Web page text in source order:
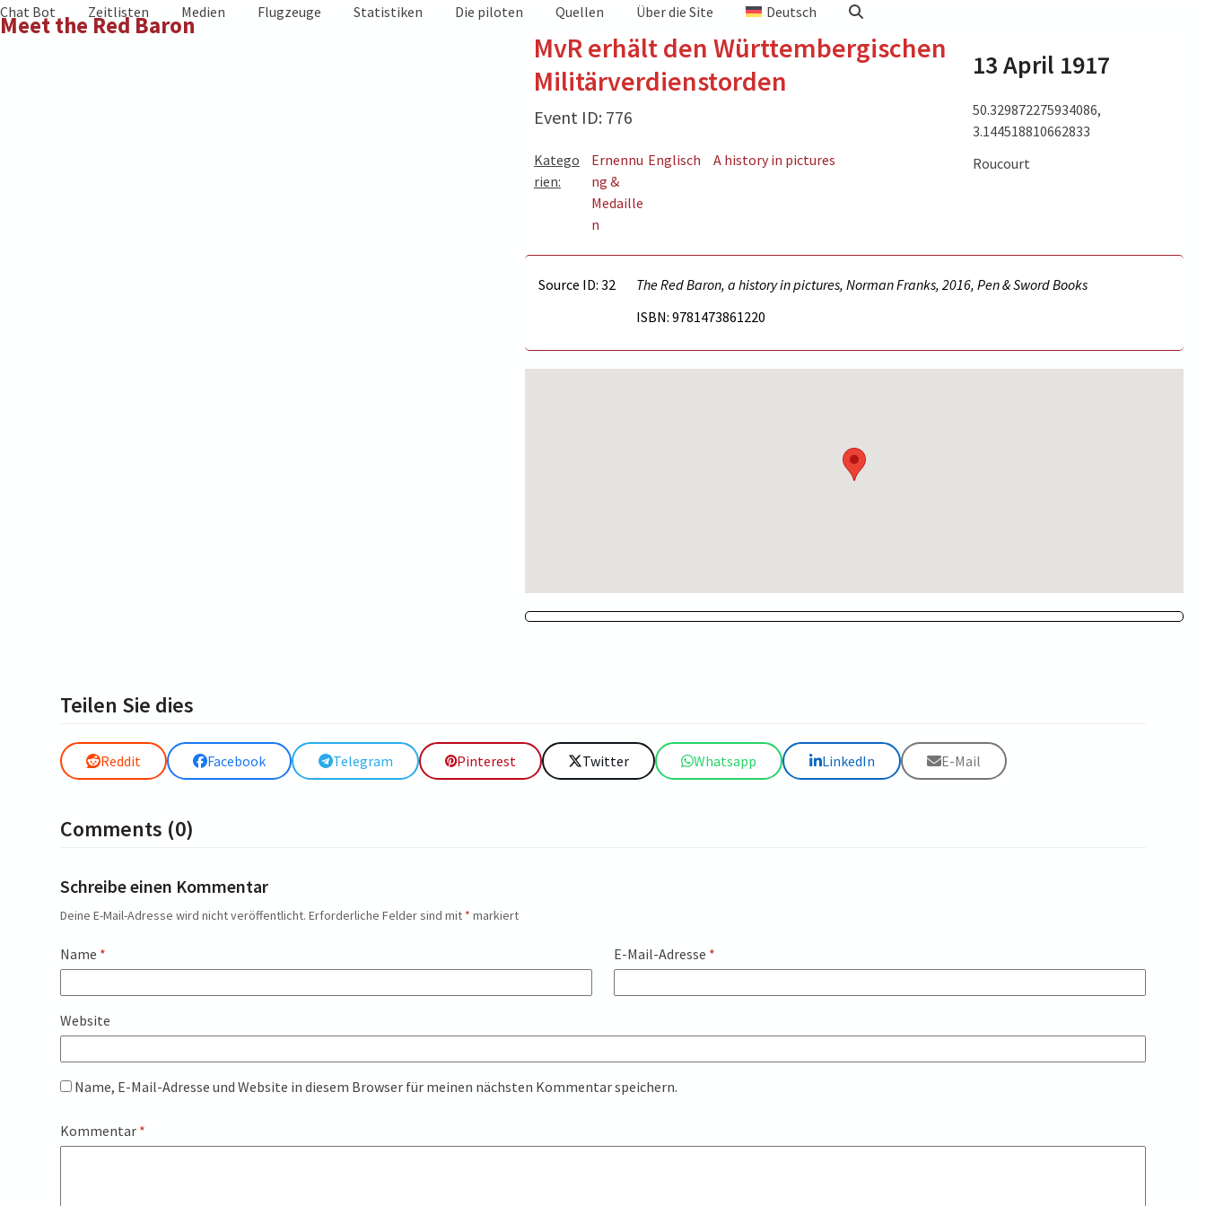
Skip
to
Meet the Red Baron
Chat Bot Zeitlisten Medien Flugzeuge Statistiken Die piloten Quellen Über die Site Deutsch
MvR erhält den Württembergischen
Militärverdienstorden
Event ID: 776
Katego
rien:
Ernennu
ng &
Medaille
n
Englisch A history in pictures
13 April 1917
50.329872275934086,
3.144518810662833
Roucourt
Source ID: 32
The Red Baron, a history in pictures, Norman Franks, 2016, Pen & Sword Books
ISBN: 9781473861220
Teilen Sie dies
Reddit Facebook Telegram Pinterest Twitter Whatsapp LinkedIn E-Mail
Comments (0)
Schreibe einen Kommentar
Deine E-Mail-Adresse wird nicht veröffentlicht. Erforderliche Felder sind mit * markiert
Name * E-Mail-Adresse *
Website
Name, E-Mail-Adresse und Website in diesem Browser für meinen nächsten Kommentar speichern.
Kommentar *